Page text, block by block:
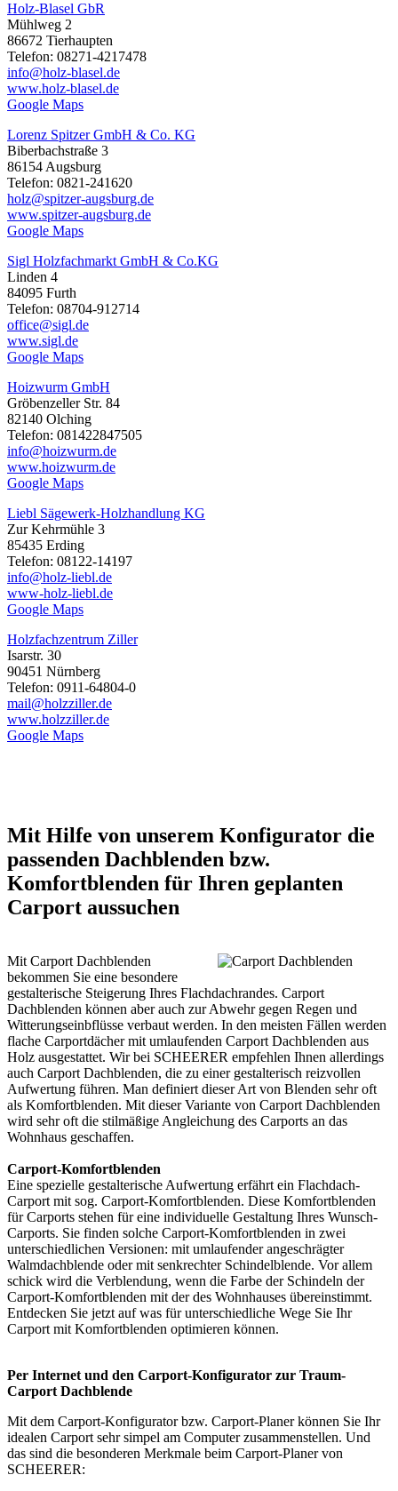
Holz-Blasel GbR
Mühlweg 2
86672 Tierhaupten
Telefon: 08271-4217478
info@holz-blasel.de
www.holz-blasel.de
Google Maps
Lorenz Spitzer GmbH & Co. KG
Biberbachstraße 3
86154 Augsburg
Telefon: 0821-241620
holz@spitzer-augsburg.de
www.spitzer-augsburg.de
Google Maps
Sigl Holzfachmarkt GmbH & Co.KG
Linden 4
84095 Furth
Telefon: 08704-912714
office@sigl.de
www.sigl.de
Google Maps
Hoizwurm GmbH
Gröbenzeller Str. 84
82140 Olching
Telefon: 081422847505
info@hoizwurm.de
www.hoizwurm.de
Google Maps
Liebl Sägewerk-Holzhandlung KG
Zur Kehrmühle 3
85435 Erding
Telefon: 08122-14197
info@holz-liebl.de
www-holz-liebl.de
Google Maps
Holzfachzentrum Ziller
Isarstr. 30
90451 Nürnberg
Telefon: 0911-64804-0
mail@holzziller.de
www.holzziller.de
Google Maps
Mit Hilfe von unserem Konfigurator die
passenden Dachblenden bzw.
Komfortblenden für Ihren geplanten
Carport aussuchen
Mit Carport Dachblenden
bekommen Sie eine besondere
gestalterische Steigerung Ihres Flachdachrandes. Carport
Dachblenden können aber auch zur Abwehr gegen Regen und
Witterungseinbflüsse verbaut werden. In den meisten Fällen werden
flache Carportdächer mit umlaufenden Carport Dachblenden aus
Holz ausgestattet. Wir bei SCHEERER empfehlen Ihnen allerdings
auch Carport Dachblenden, die zu einer gestalterisch reizvollen
Aufwertung führen. Man definiert dieser Art von Blenden sehr oft
als Komfortblenden. Mit dieser Variante von Carport Dachblenden
wird sehr oft die stilmäßige Angleichung des Carports an das
Wohnhaus geschaffen.
Carport-Komfortblenden
Eine spezielle gestalterische Aufwertung erfährt ein Flachdach-
Carport mit sog. Carport-Komfortblenden. Diese Komfortblenden
für Carports stehen für eine individuelle Gestaltung Ihres Wunsch-
Carports. Sie finden solche Carport-Komfortblenden in zwei
unterschiedlichen Versionen: mit umlaufender angeschrägter
Walmdachblende oder mit senkrechter Schindelblende. Vor allem
schick wird die Verblendung, wenn die Farbe der Schindeln der
Carport-Komfortblenden mit der des Wohnhauses übereinstimmt.
Entdecken Sie jetzt auf was für unterschiedliche Wege Sie Ihr
Carport mit Komfortblenden optimieren können.
Per Internet und den Carport-Konfigurator zur Traum-
Carport Dachblende
Mit dem Carport-Konfiguratorbzw. Carport-Planer können Sie Ihr
idealen Carport sehr simpel am Computer zusammenstellen. Und
das sind die besonderen Merkmale beim Carport-Planer von
SCHEERER: